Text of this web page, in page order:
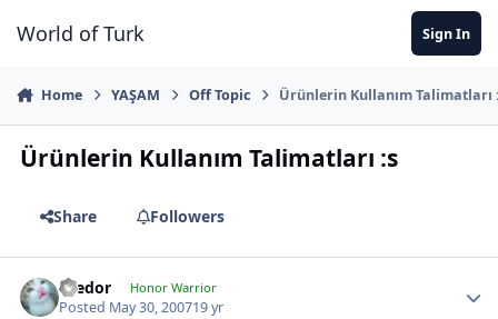
World of Turk Sign In
Home YAŞAM Off Topic Ürünlerin Kullanım Talimatları
Ürünlerin Kullanım Talimatları :s
Share Followers
Teedor Honor Warrior
Posted May 30, 200719 yr